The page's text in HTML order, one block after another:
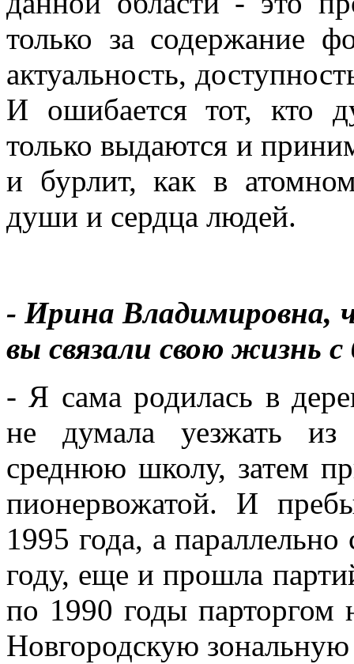
только за содержание
актуальность,
И ошибается тот, кто
только выдаются и
и бурлит, как в
души и сердца людей.
- Ирина Владимировна,
вы связали свою жизнь
- Я сама родилась в
не думала уезжать из
среднюю школу, затем
пионервожатой. И
1995 года, а
году, еще и прошла
по 1990 годы парторгом
Новгородскую